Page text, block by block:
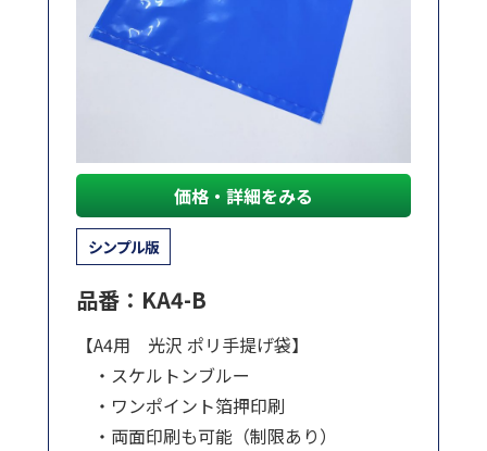
価格・詳細をみる
シンプル版
品番：KA4-B
【A4用 光沢 ポリ手提げ袋】
・スケルトンブルー
・ワンポイント箔押印刷
・両面印刷も可能（制限あり）